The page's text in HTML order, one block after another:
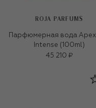
ROJA PARFUMS
Парфюмерная вода Apex
Intense (100ml)
45 210 ₽